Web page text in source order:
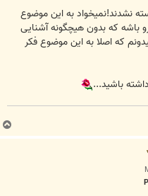
نشدند!نمیخواد به این موضوع
که بدون هیچگونه آشنایی
که اصلا به این موضوع فکر
باشید...
ب
ا